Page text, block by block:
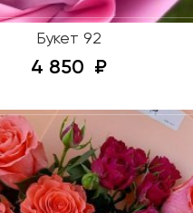
Букет 92
4 850